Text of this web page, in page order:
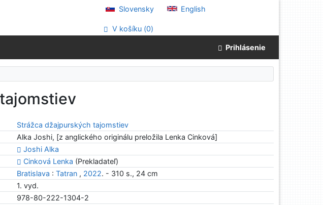
Slovensky English
V košíku (0)
Prihlásenie
Strážca džajpurských tajomstiev
Alka Joshi, [z anglického originálu preložila Lenka Cinková]
Joshi Alka
Cinková Lenka (Prekladateľ)
Bratislava :Tatran , 2022. - 310 s., 24 cm
1. vyd.
978-80-222-1304-2